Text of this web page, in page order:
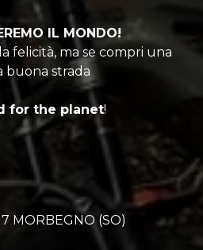
IL MONDO!
felicità, ma se compri una
buona strada
for the planet!
MORBEGNO (SO)